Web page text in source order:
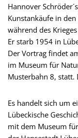
Hannover
Kunstankäufe in
während des
Er starb 1954 in
Der Vortrag findet
im Museum für
Musterbahn 8, statt.
Es handelt sich um
Lübeckische
mit dem Museum